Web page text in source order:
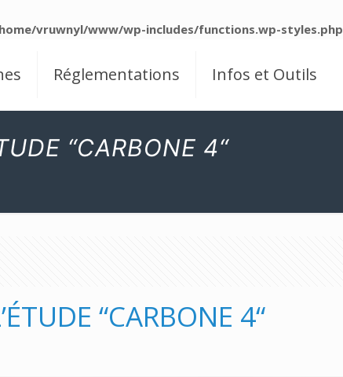
vruwnyl/www/wp-includes/functions.wp-styles.php
Réglementations Infos et Outils
“CARBONE 4“
“CARBONE 4“